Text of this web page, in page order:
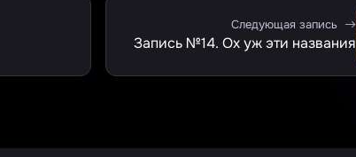
Следующая запись
Запись №14. Ох уж эти названия